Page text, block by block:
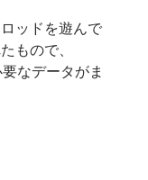
ッドを遊んで
もので、
なデータがま